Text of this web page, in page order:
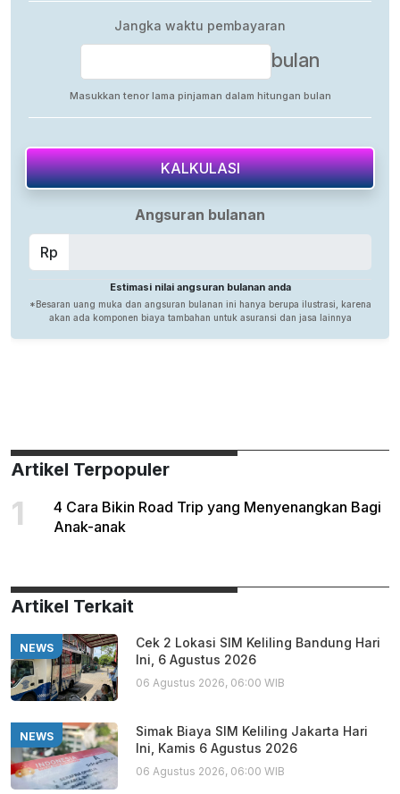
Artikel Terpopuler
1
4 Cara Bikin Road Trip yang Menyenangkan Bagi
Anak-anak
Artikel Terkait
NEWS
Cek 2 Lokasi SIM Keliling Bandung Hari
Ini, 6 Agustus 2026
06 Agustus 2026, 06:00 WIB
NEWS
Simak Biaya SIM Keliling Jakarta Hari
Ini, Kamis 6 Agustus 2026
06 Agustus 2026, 06:00 WIB